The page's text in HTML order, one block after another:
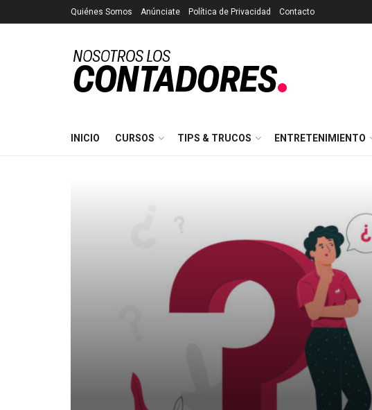
Quiénes Somos Anúnciate Política de Privacidad Contacto
INICIO CURSOS TIPS & TRUCOS ENTRETENIMIENTO